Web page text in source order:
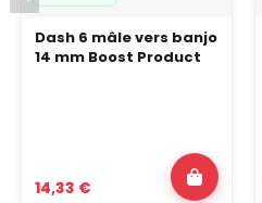
Dash 6 mâle vers banjo
14 mm Boost Product
14,33 €